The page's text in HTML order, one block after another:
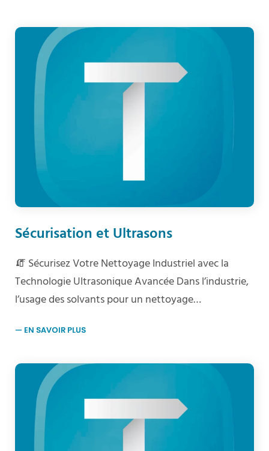
Sécurisation et Ultrasons
🧯 Sécurisez Votre Nettoyage Industriel avec la
Technologie Ultrasonique Avancée Dans l’industrie,
l’usage des solvants pour un nettoyage…